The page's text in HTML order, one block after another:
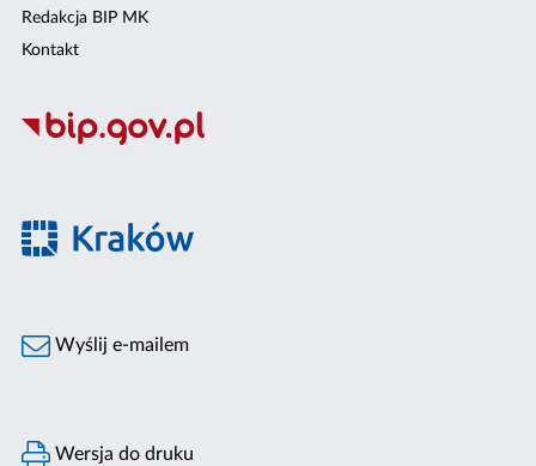
Redakcja BIP MK
Kontakt
Wyślij e-mailem
Wersja do druku